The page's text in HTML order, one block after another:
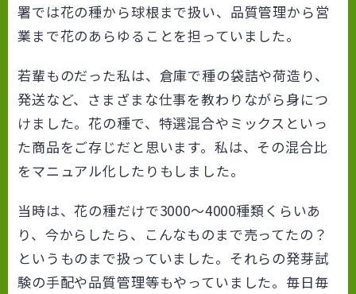
署では花の種から球根まで扱い、品質管理から営
業まで花のあらゆることを担っていました。
若輩ものだった私は、倉庫で種の袋詰や荷造り、
発送など、さまざまな仕事を教わりながら身につ
けました。花の種で、特選混合やミックスといっ
た商品をご存じだと思います。私は、その混合比
をマニュアル化したりもしました。
当時は、花の種だけで3000～4000種類くらいあ
り、今からしたら、こんなものまで売ってたの？
というものまで扱っていました。それらの発芽試
験の手配や品質管理等もやっていました。毎日毎